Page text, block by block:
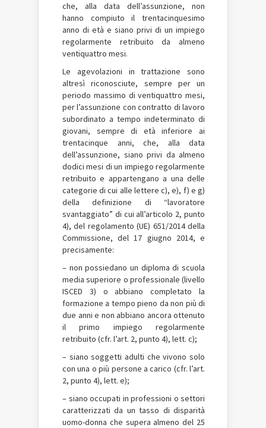
che, alla data dell’assunzione, non
hanno compiuto il trentacinquesimo
anno di età e siano privi di un impiego
regolarmente retribuito da almeno
ventiquattro mesi.
Le agevolazioni in trattazione sono
altresì riconosciute, sempre per un
periodo massimo di ventiquattro mesi,
per l’assunzione con contratto di lavoro
subordinato a tempo indeterminato di
giovani, sempre di età inferiore ai
trentacinque anni, che, alla data
dell’assunzione, siano privi da almeno
dodici mesi di un impiego regolarmente
retribuito e appartengano a una delle
categorie di cui alle lettere c), e), f) e g)
della definizione di “lavoratore
svantaggiato” di cui all’articolo 2, punto
4), del regolamento (UE) 651/2014 della
Commissione, del 17 giugno 2014, e
precisamente:
– non possiedano un diploma di scuola
media superiore o professionale (livello
ISCED 3) o abbiano completato la
formazione a tempo pieno da non più di
due anni e non abbiano ancora ottenuto
il primo impiego regolarmente
retribuito (cfr. l’art. 2, punto 4), lett. c);
– siano soggetti adulti che vivono solo
con una o più persone a carico (cfr. l’art.
2, punto 4), lett. e);
– siano occupati in professioni o settori
caratterizzati da un tasso di disparità
uomo-donna che supera almeno del 25